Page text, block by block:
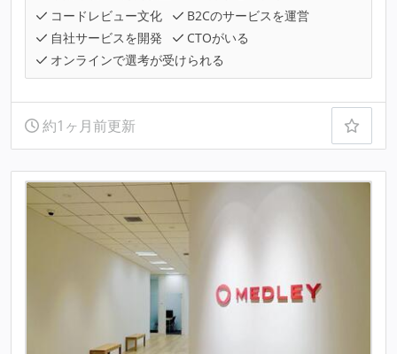
コードレビュー文化
B2Cのサービスを運営
自社サービスを開発
CTOがいる
オンラインで選考が受けられる
約1ヶ月前更新